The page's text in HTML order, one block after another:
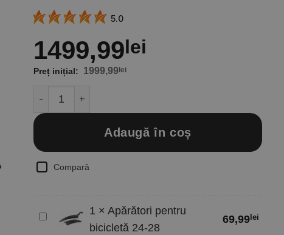
5.0
1499,99lei
1999,99lei
Adaugă în coș
Compară
Apărători
1 × Apărători pentru
bicicletă 24-28
69,99 lei